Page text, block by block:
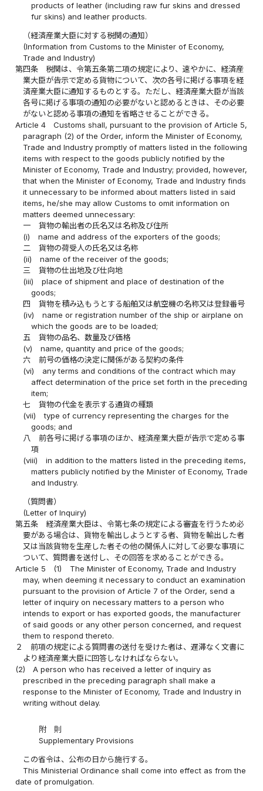
products of leather (including raw fur skins and dressed
fur skins) and leather products.
（経済産業大臣に対する税関の通知）
(Information from Customs to the Minister of Economy,
Trade and Industry)
第四条
税関は、令第五条第二項の規定により、速やかに、経済産
業大臣が告示で定める貨物について、次の各号に掲げる事項を経
済産業大臣に通知するものとする。ただし、経済産業大臣が当該
各号に掲げる事項の通知の必要がないと認めるときは、その必要
がないと認める事項の通知を省略させることができる。
Article 4
Customs shall, pursuant to the provision of Article 5,
paragraph (2) of the Order, inform the Minister of Economy,
Trade and Industry promptly of matters listed in the following
items with respect to the goods publicly notified by the
Minister of Economy, Trade and Industry; provided, however,
that when the Minister of Economy, Trade and Industry finds
it unnecessary to be informed about matters listed in said
items, he/she may allow Customs to omit information on
matters deemed unnecessary:
一
貨物の輸出者の氏名又は名称及び住所
(i)
name and address of the exporters of the goods;
二
貨物の荷受人の氏名又は名称
(ii)
name of the receiver of the goods;
三
貨物の仕出地及び仕向地
(iii)
place of shipment and place of destination of the
goods;
四
貨物を積み込もうとする船舶又は航空機の名称又は登録番号
(iv)
name or registration number of the ship or airplane on
which the goods are to be loaded;
五
貨物の品名、数量及び価格
(v)
name, quantity and price of the goods;
六
前号の価格の決定に関係がある契約の条件
(vi)
any terms and conditions of the contract which may
affect determination of the price set forth in the preceding
item;
七
貨物の代金を表示する通貨の種類
(vii)
type of currency representing the charges for the
goods; and
八
前各号に掲げる事項のほか、経済産業大臣が告示で定める事
項
(viii)
in addition to the matters listed in the preceding items,
matters publicly notified by the Minister of Economy, Trade
and Industry.
（質問書）
(Letter of Inquiry)
第五条
経済産業大臣は、令第七条の規定による審査を行うため必
要がある場合は、貨物を輸出しようとする者、貨物を輸出した者
又は当該貨物を生産した者その他の関係人に対して必要な事項に
ついて、質問書を送付し、その回答を求めることができる。
Article 5
(1)
The Minister of Economy, Trade and Industry
may, when deeming it necessary to conduct an examination
pursuant to the provision of Article 7 of the Order, send a
letter of inquiry on necessary matters to a person who
intends to export or has exported goods, the manufacturer
of said goods or any other person concerned, and request
them to respond thereto.
２
前項の規定による質問書の送付を受けた者は、遅滞なく文書に
より経済産業大臣に回答しなければならない。
(2)
A person who has received a letter of inquiry as
prescribed in the preceding paragraph shall make a
response to the Minister of Economy, Trade and Industry in
writing without delay.
附 則
Supplementary Provisions
この省令は、公布の日から施行する。
This Ministerial Ordinance shall come into effect as from the
date of promulgation.